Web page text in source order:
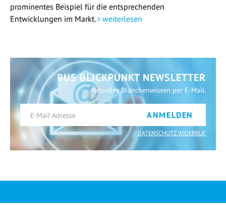
prominentes Beispiel für die entsprechenden
Entwicklungen im Markt.
weiterlesen
BUS BLICKPUNKT NEWSLETTER
Aktuelles Branchenwissen per E-Mail.
ANMELDEN
DATENSCHUTZ WIDERRUF